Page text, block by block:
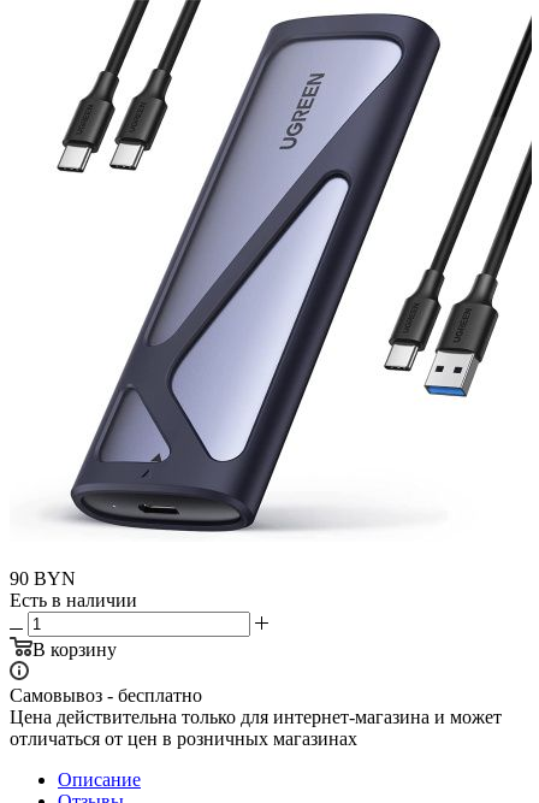
90 BYN
Есть в наличии
В корзину
Самовывоз - бесплатно
Цена действительна только для интернет-магазина и может
отличаться от цен в розничных магазинах
Описание